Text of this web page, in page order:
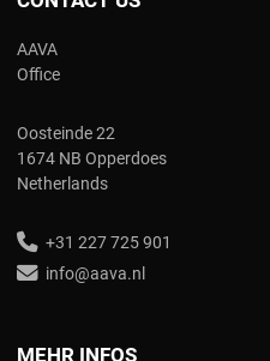
AAVA
Office
Oosteinde 22
1674 NB Opperdoes
Netherlands
+31 227 725 901
info@aava.nl
MEHR INFOS